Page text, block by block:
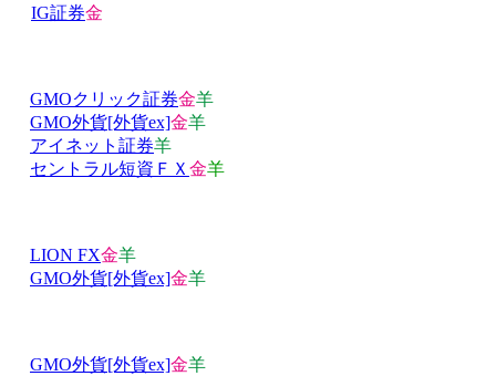
IG証券金
GMOクリック証券金羊
GMO外貨[外貨ex]金羊
アイネット証券羊
セントラル短資ＦＸ 金羊
LION FX金羊
GMO外貨[外貨ex]金羊
GMO外貨[外貨ex]金羊